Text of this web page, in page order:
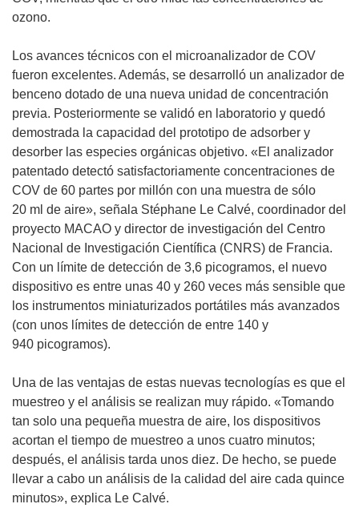
ozono.
Los avances técnicos con el microanalizador de COV
fueron excelentes. Además, se desarrolló un analizador de
benceno dotado de una nueva unidad de concentración
previa. Posteriormente se validó en laboratorio y quedó
demostrada la capacidad del prototipo de adsorber y
desorber las especies orgánicas objetivo. «El analizador
patentado detectó satisfactoriamente concentraciones de
COV de 60 partes por millón con una muestra de sólo
20 ml de aire», señala Stéphane Le Calvé, coordinador del
proyecto MACAO y director de investigación del Centro
Nacional de Investigación Científica (CNRS) de Francia.
Con un límite de detección de 3,6 picogramos, el nuevo
dispositivo es entre unas 40 y 260 veces más sensible que
los instrumentos miniaturizados portátiles más avanzados
(con unos límites de detección de entre 140 y
940 picogramos).
Una de las ventajas de estas nuevas tecnologías es que el
muestreo y el análisis se realizan muy rápido. «Tomando
tan solo una pequeña muestra de aire, los dispositivos
acortan el tiempo de muestreo a unos cuatro minutos;
después, el análisis tarda unos diez. De hecho, se puede
llevar a cabo un análisis de la calidad del aire cada quince
minutos», explica Le Calvé.